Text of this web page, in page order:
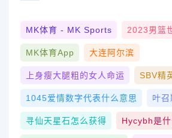
MK体育 - MK Sports 2023男篮
MK体育App 大连阿尔滨
上身瘦大腿粗的女人命运 SBV精
1045爱情数字代表什么意思 叶
寻仙天星石怎么获得 Hycybh是